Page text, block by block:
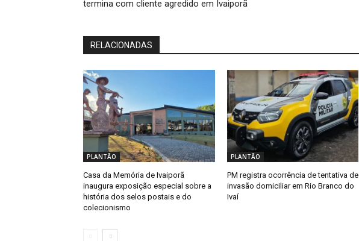
termina com cliente agredido em Ivaiporã
RELACIONADAS
PLANTÃO
Casa da Memória de Ivaiporã
inaugura exposição especial sobre a
história dos selos postais e do
colecionismo
PLANTÃO
PM registra ocorrência de tentativa de
invasão domiciliar em Rio Branco do
Ivaí